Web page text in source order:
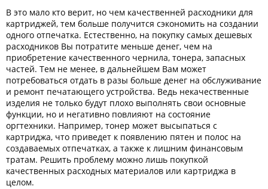
В это мало кто верит, но чем качественней расходники для
картриджей, тем больше получится сэкономить на создании
одного отпечатка. Естественно, на покупку самых дешевых
расходников Вы потратите меньше денег, чем на
приобретение качественного чернила, тонера, запасных
частей. Тем не менее, в дальнейшем Вам может
потребоваться отдать в разы больше денег на обслуживание
и ремонт печатающего устройства. Ведь некачественные
изделия не только будут плохо выполнять свои основные
функции, но и негативно повлияют на состояние
оргтехники. Например, тонер может высыпаться с
картриджа, что приведет к появлению пятен и полос на
создаваемых отпечатках, а также к лишним финансовым
тратам. Решить проблему можно лишь покупкой
качественных расходных материалов или картриджа в
целом.